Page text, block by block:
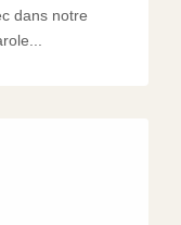
dans notre